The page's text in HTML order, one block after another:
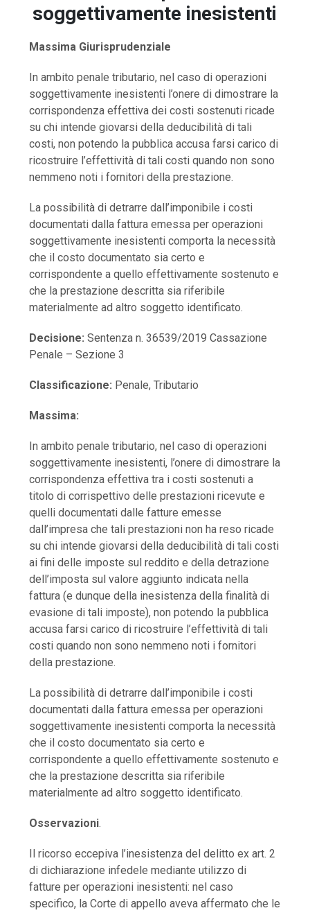
soggettivamente inesistenti
Massima Giurisprudenziale
In ambito penale tributario, nel caso di operazioni
soggettivamente inesistenti l’onere di dimostrare la
corrispondenza effettiva dei costi sostenuti ricade
su chi intende giovarsi della deducibilità di tali
costi, non potendo la pubblica accusa farsi carico di
ricostruire l’effettività di tali costi quando non sono
nemmeno noti i fornitori della prestazione.
La possibilità di detrarre dall’imponibile i costi
documentati dalla fattura emessa per operazioni
soggettivamente inesistenti comporta la necessità
che il costo documentato sia certo e
corrispondente a quello effettivamente sostenuto e
che la prestazione descritta sia riferibile
materialmente ad altro soggetto identificato.
Decisione: Sentenza n. 36539/2019 Cassazione
Penale – Sezione 3
Classificazione: Penale, Tributario
Massima:
In ambito penale tributario, nel caso di operazioni
soggettivamente inesistenti, l’onere di dimostrare la
corrispondenza effettiva tra i costi sostenuti a
titolo di corrispettivo delle prestazioni ricevute e
quelli documentati dalle fatture emesse
dall’impresa che tali prestazioni non ha reso ricade
su chi intende giovarsi della deducibilità di tali costi
ai fini delle imposte sul reddito e della detrazione
dell’imposta sul valore aggiunto indicata nella
fattura (e dunque della inesistenza della finalità di
evasione di tali imposte), non potendo la pubblica
accusa farsi carico di ricostruire l’effettività di tali
costi quando non sono nemmeno noti i fornitori
della prestazione.
La possibilità di detrarre dall’imponibile i costi
documentati dalla fattura emessa per operazioni
soggettivamente inesistenti comporta la necessità
che il costo documentato sia certo e
corrispondente a quello effettivamente sostenuto e
che la prestazione descritta sia riferibile
materialmente ad altro soggetto identificato.
Osservazioni.
Il ricorso eccepiva l’inesistenza del delitto ex art. 2
di dichiarazione infedele mediante utilizzo di
fatture per operazioni inesistenti: nel caso
specifico, la Corte di appello aveva affermato che le